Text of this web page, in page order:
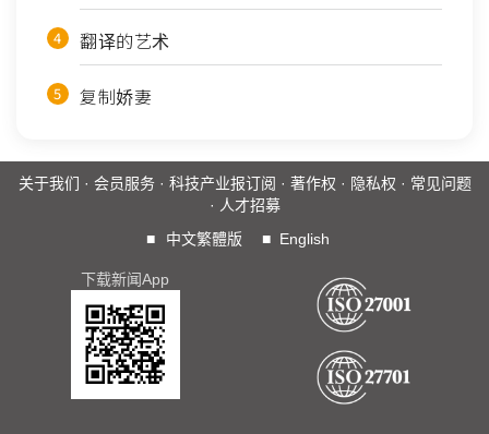
翻译的艺术
复制娇妻
关于我们 · 会员服务· 科技产业报订阅 · 著作权 · 隐私权 · 常见问题
· 人才招募
■
中文繁體版 ■ English
下载新闻App